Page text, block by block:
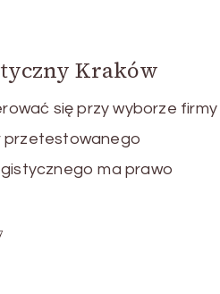
Kraków
się przy wyborze firmy
przetestowanego
ma prawo